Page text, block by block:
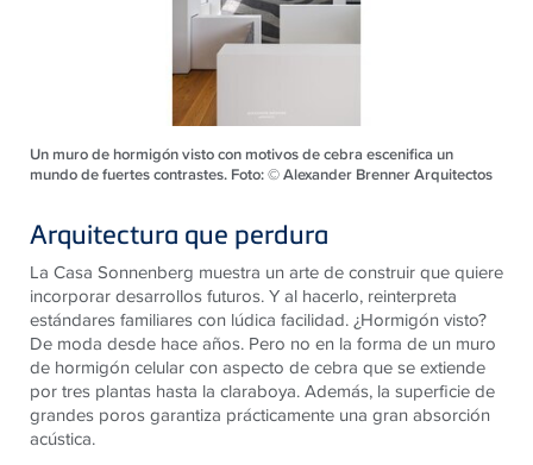
Un muro de hormigón visto con motivos de cebra escenifica un
mundo de fuertes contrastes. Foto: © Alexander Brenner Arquitectos
Arquitectura que perdura
La Casa Sonnenberg muestra un arte de construir que quiere
incorporar desarrollos futuros. Y al hacerlo, reinterpreta
estándares familiares con lúdica facilidad. ¿Hormigón visto?
De moda desde hace años. Pero no en la forma de un muro
de hormigón celular con aspecto de cebra que se extiende
por tres plantas hasta la claraboya. Además, la superficie de
grandes poros garantiza prácticamente una gran absorción
acústica.